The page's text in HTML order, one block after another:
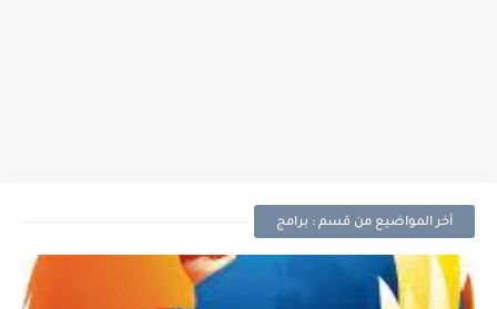
أخر المواضيع من قسم : برامج